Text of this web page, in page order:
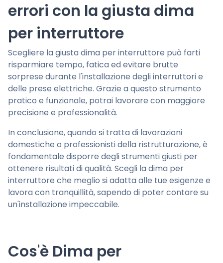
errori con la giusta dima
per interruttore
Scegliere la giusta dima per interruttore può farti
risparmiare tempo, fatica ed evitare brutte
sorprese durante l'installazione degli interruttori e
delle prese elettriche. Grazie a questo strumento
pratico e funzionale, potrai lavorare con maggiore
precisione e professionalità.
In conclusione, quando si tratta di lavorazioni
domestiche o professionisti della ristrutturazione, è
fondamentale disporre degli strumenti giusti per
ottenere risultati di qualità. Scegli la dima per
interruttore che meglio si adatta alle tue esigenze e
lavora con tranquillità, sapendo di poter contare su
un'installazione impeccabile.
Cos'è Dima per